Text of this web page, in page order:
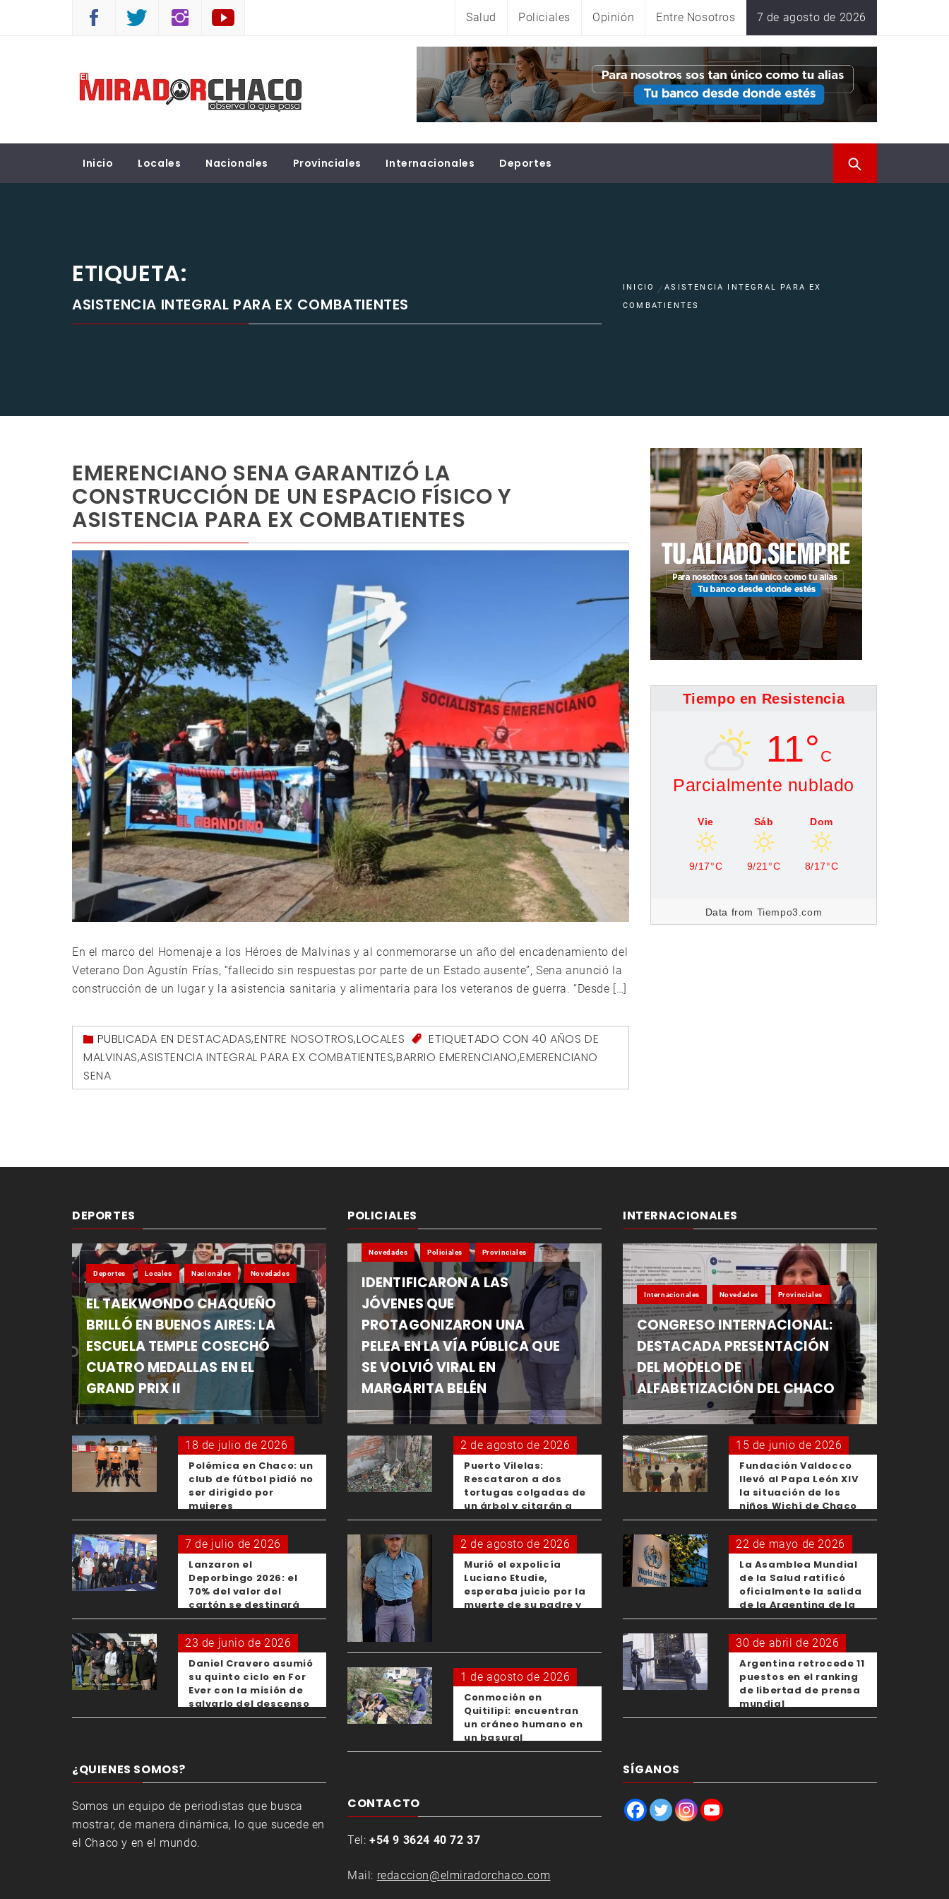
Salud Policiales Opinión Entre Nosotros 7 de agosto de 2026
EL MIRADOR CHACO
Inicio Locales Nacionales Provinciales Internacionales Deportes
ETIQUETA:
ASISTENCIA INTEGRAL PARA EX COMBATIENTES
INICIO
ASISTENCIA INTEGRAL PARA EX
COMBATIENTES
EMERENCIANO SENA GARANTIZÓ LA
CONSTRUCCIÓN DE UN ESPACIO FÍSICO Y
ASISTENCIA PARA EX COMBATIENTES
En el marco del Homenaje a los Héroes de Malvinas y al conmemorarse un año del encadenamiento del
Veterano Don Agustín Frías, “fallecido sin respuestas por parte de un Estado ausente”, Sena anunció la
construcción de un lugar y la asistencia sanitaria y alimentaria para los veteranos de guerra. “Desde […]
PUBLICADA ENDESTACADAS,ENTRE NOSOTROS,LOCALES ETIQUETADO CON40 AÑOS DE
MALVINAS,ASISTENCIA INTEGRAL PARA EX COMBATIENTES,BARRIO EMERENCIANO,EMERENCIANO
SENA
Tiempo en Resistencia
11° C
Parcialmente nublado
Vie
9/17°C
Sáb
9/21°C
Dom
8/17°C
Data from Tiempo3.com
DEPORTES
Deportes Locales Nacionales Novedades
EL TAEKWONDO CHAQUEÑO
BRILLÓ EN BUENOS AIRES: LA
ESCUELA TEMPLE COSECHÓ
CUATRO MEDALLAS EN EL
GRAND PRIX II
18 de julio de 2026
Polémica en Chaco: un
club de fútbol pidió no
ser dirigido por
mujeres
7 de julio de 2026
Lanzaron el
Deporbingo 2026: el
70% del valor del
cartón se destinará
para los clubes
23 de junio de 2026
Daniel Cravero asumió
su quinto ciclo en For
Ever con la misión de
salvarlo del descenso
¿QUIENES SOMOS?
Somos un equipo de periodistas que busca
mostrar, de manera dinámica, lo que sucede en
el Chaco y en el mundo.
POLICIALES
Novedades Policiales Provinciales
IDENTIFICARON A LAS
JÓVENES QUE
PROTAGONIZARON UNA
PELEA EN LA VÍA PÚBLICA QUE
SE VOLVIÓ VIRAL EN
MARGARITA BELÉN
2 de agosto de 2026
Puerto Vilelas:
Rescataron a dos
tortugas colgadas de
un árbol y citarán a
los padres de los
menores responsables
2 de agosto de 2026
Murió el expolicía
Luciano Etudie,
esperaba juicio por la
muerte de su padre y
1 de agosto de 2026
Conmoción en
Quitilipi: encuentran
un cráneo humano en
un basural
CONTACTO
Tel: +54 9 3624 40 72 37
Mail: redaccion@elmiradorchaco.com
INTERNACIONALES
Internacionales Novedades Provinciales
CONGRESO INTERNACIONAL:
DESTACADA PRESENTACIÓN
DEL MODELO DE
ALFABETIZACIÓN DEL CHACO
15 de junio de 2026
Fundación Valdocco
llevó al Papa León XIV
la situación de los
niños Wichí de Chaco
22 de mayo de 2026
La Asamblea Mundial
de la Salud ratificó
oficialmente la salida
de la Argentina de la
OMS
30 de abril de 2026
Argentina retrocede 11
puestos en el ranking
de libertad de prensa
mundial
SÍGANOS